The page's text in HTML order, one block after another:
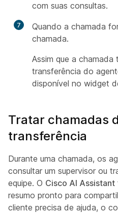
com suas consultas.
7
Quando a chamada
chamada.
Assim que a chamada
transferência do
disponível no widget
Tratar chamadas
transferência
Durante uma chamada, os
consultar um supervisor ou
equipe. O Cisco AI Assistant
resumo pronto para
cliente precisa de ajuda, o